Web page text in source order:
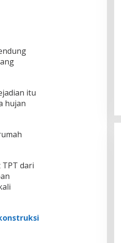
itu
hujan
dari